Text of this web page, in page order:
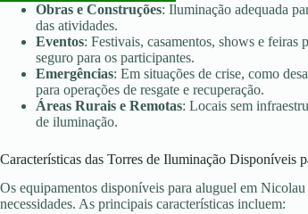
Obras e Construções: Iluminação adequada
das atividades.
Eventos: Festivais, casamentos, shows e
seguro para os participantes.
Emergências: Em situações de crise, como
para operações de resgate e recuperação.
Áreas Rurais e Remotas: Locais sem
de iluminação.
Características das Torres de Iluminação Disponíveis
Os equipamentos disponíveis para aluguel em
necessidades. As principais características incluem: